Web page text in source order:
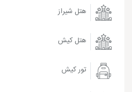
هتل شیراز
هتل کیش
تور کیش